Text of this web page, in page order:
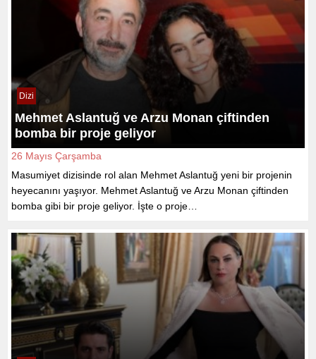
Dizi
Mehmet Aslantuğ ve Arzu Monan çiftinden
bomba bir proje geliyor
26 Mayıs Çarşamba
Masumiyet dizisinde rol alan Mehmet Aslantuğ yeni bir projenin
heyecanını yaşıyor. Mehmet Aslantuğ ve Arzu Monan çiftinden
bomba gibi bir proje geliyor. İşte o proje…